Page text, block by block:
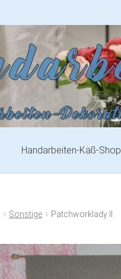
Handarbeiten-Käß-Shop
Sonstige Patchworklady II